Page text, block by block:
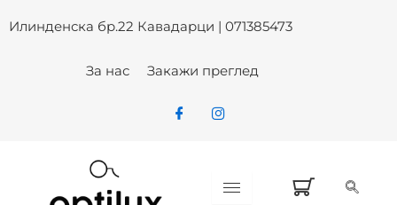
toИлинденска бр.22 Кавадарци | 071385473
За нас Закажи преглед